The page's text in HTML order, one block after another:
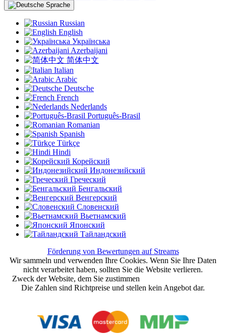
Sprache
Russian
English
Українська
Azerbaijani
简体中文
Italian
Arabic
Deutsche
French
Nederlands
Português-Brasil
Romanian
Spanish
Türkçe
Hindi
Корейский
Индонезийский
Греческий
Бенгальский
Венгерский
Словенский
Вьетнамский
Японский
Тайландский
Förderung von Bewertungen auf Streams
Wir sammeln und verwenden Ihre Cookies. Wenn Sie Ihre Daten
nicht verarbeitet haben, sollten Sie die Website verlieren.
Zweck der Website, dem Sie zustimmen
Die Zahlen sind Richtpreise und stellen kein Angebot dar.